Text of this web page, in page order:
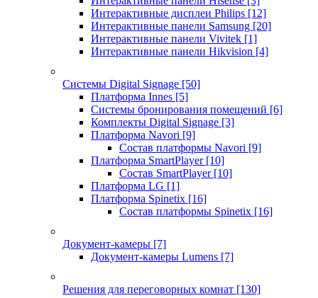
Интерактивные дисплеи Philips [12]
Интерактивные панели Samsung [20]
Интерактивные панели Vivitek [1]
Интерактивные панели Hikvision [4]
Системы Digital Signage [50]
Платформа Innes [5]
Системы бронирования помещений [6]
Комплекты Digital Signage [3]
Платформа Navori [9]
Состав платформы Navori [9]
Платформа SmartPlayer [10]
Состав SmartPlayer [10]
Платформа LG [1]
Платформа Spinetix [16]
Состав платформы Spinetix [16]
Документ-камеры [7]
Документ-камеры Lumens [7]
Решения для переговорных комнат [130]